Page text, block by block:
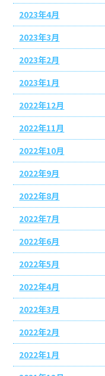
2023年4月
2023年3月
2023年2月
2023年1月
2022年12月
2022年11月
2022年10月
2022年9月
2022年8月
2022年7月
2022年6月
2022年5月
2022年4月
2022年3月
2022年2月
2022年1月